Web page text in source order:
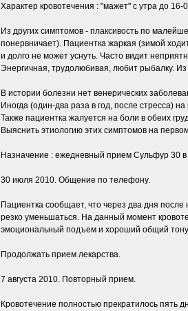
Характер кровотечения : "мажет" с утра до 16-
Из других симптомов - плаксивость по
понервничает). Пациентка жаркая (зимой
и долго не может уснуть. Часто видит
Энергичная, трудолюбивая, любит рыбалку.
В истории болезни нет венерических
Иногда (один-два раза в год, после стресса)
Также пациентка жалуется на боли в обеих
Выяснить этиологию этих симптомов на
Назначение : ежедневный прием Сульфур 30 в
30 июля 2010. Общение по телефону.
Пациентка сообщает, что через два дня
резко уменьшаться. На данный момент
эмоциональный подъем и хороший общий
Продолжать прием лекарства.
7 августа 2010. Повторный прием.
Кровотечение полностью прекратилось